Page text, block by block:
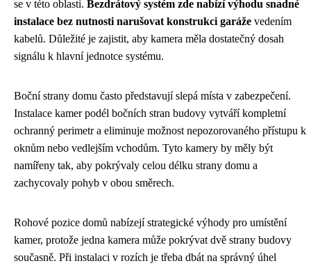
se v této oblasti. Bezdrátový systém zde nabízí výhodu snadné
instalace bez nutnosti narušovat konstrukci garáže vedením
kabelů. Důležité je zajistit, aby kamera měla dostatečný dosah
signálu k hlavní jednotce systému.
Boční strany domu často představují slepá místa v zabezpečení.
Instalace kamer podél bočních stran budovy vytváří kompletní
ochranný perimetr a eliminuje možnost nepozorovaného přístupu k
oknům nebo vedlejším vchodům. Tyto kamery by měly být
namířeny tak, aby pokrývaly celou délku strany domu a
zachycovaly pohyb v obou směrech.
Rohové pozice domů nabízejí strategické výhody pro umístění
kamer, protože jedna kamera může pokrývat dvě strany budovy
současně. Při instalaci v rozích je třeba dbát na správný úhel